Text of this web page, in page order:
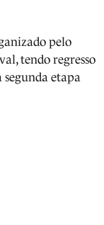
pelo
tendo regresso
segunda etapa